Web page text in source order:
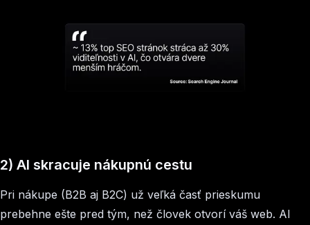
2) AI skracuje nákupnú cestu
Pri nákupe (B2B aj B2C) už veľká časť prieskumu
prebehne ešte pred tým, než človek otvorí váš web. AI